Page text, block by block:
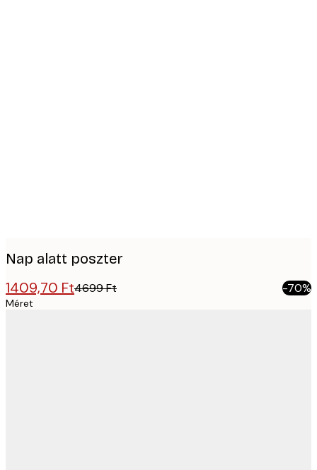
Nap alatt poszter
1409,70 Ft4699 Ft -70%
Méret